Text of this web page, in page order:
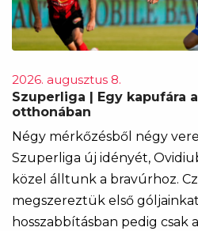
2026. augusztus 8.
Szuperliga | Egy kapufára
otthonában
Négy mérkőzésből négy
Szuperliga új idényét,
közel álltunk a bravúrhoz.
megszereztük első
hosszabbításban pedig csak